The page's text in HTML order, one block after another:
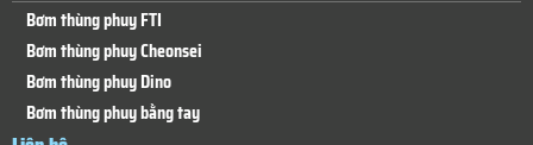
Bơm thùng phuy FTI
Bơm thùng phuy Cheonsei
Bơm thùng phuy Dino
Bơm thùng phuy bằng tay